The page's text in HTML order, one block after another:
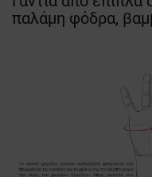
παλάμη φόδρα,